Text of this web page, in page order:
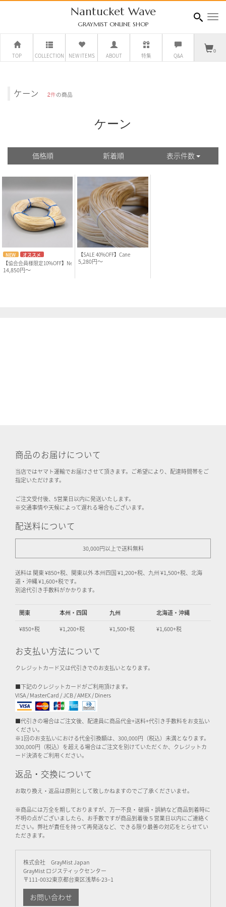
Nantucket Wave
GRAYMIST ONLINE SHOP
TOP COLLECTION NEW ITEMS ABOUT 特集 Q&A
0
ケーン 2件の商品
ケーン
価格順 新着順 表示件数
NEW オススメ
【協会会員様限定10%OFF】New Ca..
14,850円～
【SALE 40%OFF】Cane
5,280円～
商品のお届けについて
当店ではヤマト運輸でお届けさせて頂きます。ご希望により、配達時間帯をご
指定いただけます。
ご注文受付後、5営業日以内に発送いたします。
※交通事情や天候によって遅れる場合もございます。
配送料について
30,000円以上で送料無料
送料は 関東 ¥850+税、関東以外 本州四国 ¥1,200+税、九州 ¥1,500+税、北海
道・沖縄 ¥1,600+税です。
別途代引き手数料がかかります。
関東 本州・四国 九州 北海道・沖縄
¥850+税 ¥1,200+税 ¥1,500+税 ¥1,600+税
お支払い方法について
クレジットカード又は代引きでのお支払いとなります。
■下記のクレジットカードがご利用頂けます。
VISA / MasterCard / JCB / AMEX / Diners
■代引きの場合はご注文後、配達員に商品代金+送料+代引き手数料をお支払い
ください。
※1回のお支払いにおける代金引換額は、300,000円（税込）未満となります。
300,000円（税込）を超える場合はご注文を別けていただくか、クレジットカ
ード決済をご利用ください。
返品・交換について
お取り換え・返品は原則として致しかねますのでご了承くださいませ。
※商品には万全を期しておりますが、万一不良・ 破損・誤納など商品到着時に
不明の点がございましたら、お手数ですが商品到着後５営業日以内にご連絡く
ださい。弊社が責任を持って再発送など、できる限り最善の対応をとらせてい
ただきます。
株式会社 GrayMist Japan
GrayMist ロジスティックセンター
〒111-0032東京都台東区浅草6-23–1
お問い合わせ